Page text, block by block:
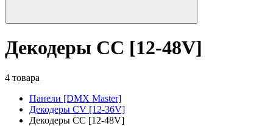
Декодеры CC [12-48V]
4 товара
Панели [DMX Master]
Декодеры CV [12-36V]
Декодеры CC [12-48V]